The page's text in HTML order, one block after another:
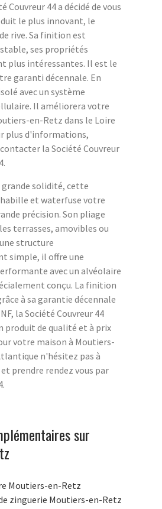
Couvreur 44a décidé de vous
le plus innovant, le
rive. Sa finition est
ses propriétés
plus intéressantes. Il est le
garanti décennale. En
avec un système
Il améliorera votre
en-Retz dans le Loire
plus d'informations,
la Société Couvreur
solidité, cette
et waterfuse votre
précision. Son pliage
terrasses, amovibles ou
structure
simple, il offre une
avec un alvéolaire
conçu. La finition
à sa garantie décennale
la Société Couvreur 44
produit de qualité et à prix
votre maison à Moutiers-
n'hésitez pas à
prendre rendez vous par
sur
Moutiers-en-Retz
zinguerie Moutiers-en-Retz